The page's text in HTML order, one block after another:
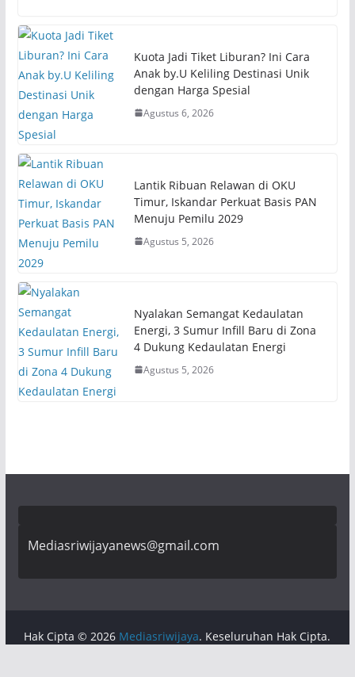
Kuota Jadi Tiket Liburan? Ini Cara
Anak by.U Keliling Destinasi Unik
dengan Harga Spesial
Agustus 6, 2026
Lantik Ribuan Relawan di OKU
Timur, Iskandar Perkuat Basis PAN
Menuju Pemilu 2029
Agustus 5, 2026
Nyalakan Semangat Kedaulatan
Energi, 3 Sumur Infill Baru di Zona
4 Dukung Kedaulatan Energi
Agustus 5, 2026
Mediasriwijayanews@gmail.com
Hak Cipta © 2026 Mediasriwijaya. Keseluruhan Hak Cipta.